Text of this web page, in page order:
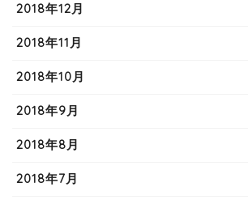
2018年12月
2018年11月
2018年10月
2018年9月
2018年8月
2018年7月